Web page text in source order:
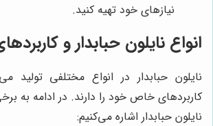
نیازهای خود تهیه کنید.
انواع نایلون حبابدار و
نایلون حبابدار در انواع مختلفی
کاربردهای خاص خود را دارند. در ادامه به
نایلون حبابدار اشاره می‌کنیم: